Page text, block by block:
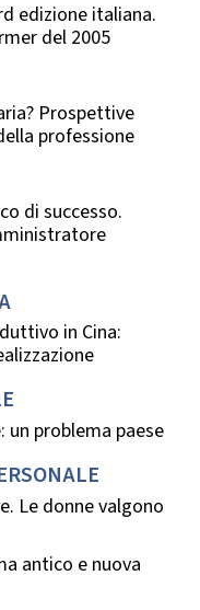
edizione italiana.
del 2005
Prospettive
professione
di successo.
in Cina:
un problema paese
Le donne valgono
antico e nuova